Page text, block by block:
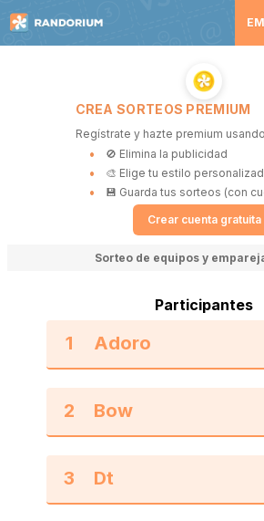
CREA SORTEOS PREMIUM
Regístrate y hazte premium
🚫 Elimina la publicidad
🎨 Elige tu estilo
💾 Guarda tus sorteos (con
Crear cuenta gratuita
Sorteo de equipos y
Participantes
1
2
3